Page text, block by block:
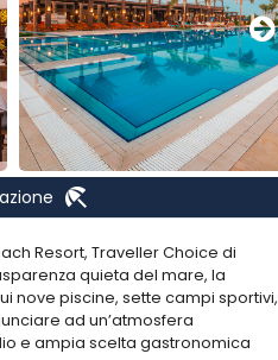
beach_access
Resort, Traveller Choice di
quieta del mare, la
nove piscine, sette campi sportivi,
ad un’atmosfera
e ampia scelta gastronomica